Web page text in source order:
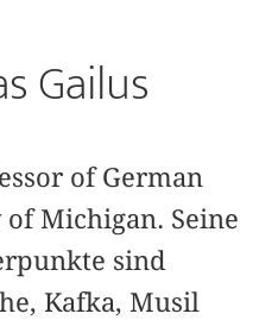
Gailus
of German
Michigan. Seine
sind
Kafka, Musil